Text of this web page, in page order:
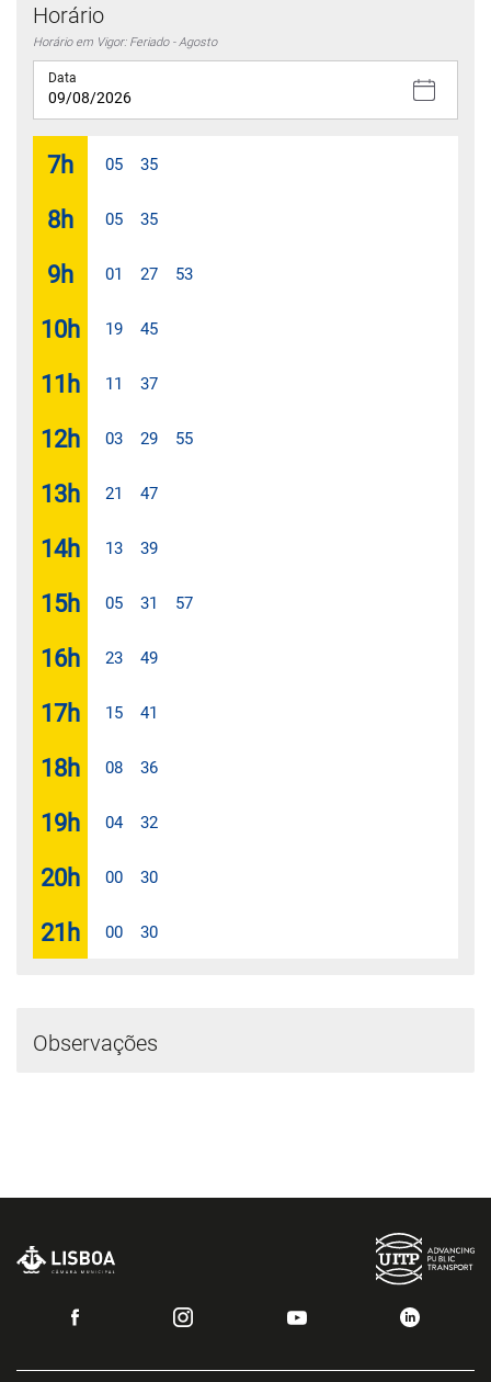
Horário
Data
Horário em Vigor: Feriado - Agosto
7h 05 35
8h 05 35
9h 01 27 53
10h 19 45
11 h 11 37
12h 03 29 55
13h 21 47
14h 13 39
15h 05 31 57
16h 23 49
17h 15 41
18h 08 36
19h 04 32
20h 00 30
21 h 00 30
Observações